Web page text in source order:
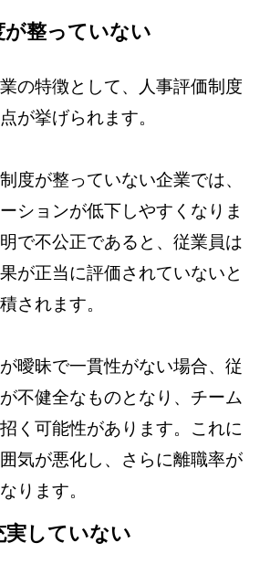
が整っていない
の特徴として、人事評価制度
が挙げられます。
度が整っていない企業では、
ションが低下しやすくなりま
で不公正であると、従業員は
が正当に評価されていないと
されます。
曖昧で一貫性がない場合、従
不健全なものとなり、チーム
く可能性があります。これに
気が悪化し、さらに離職率が
ります。
実していない